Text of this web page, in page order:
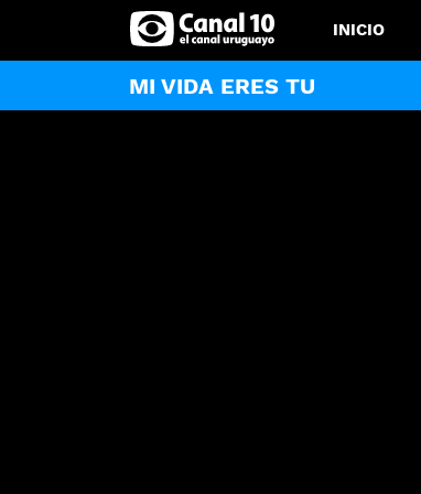
INICIO
MI VIDA ERES TU